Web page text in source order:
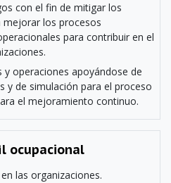
con el fin de mitigar los
los procesos
para contribuir en el
y operaciones apoyándose de
y de simulación para el proceso
el mejoramiento continuo.
ocupacional
las organizaciones.